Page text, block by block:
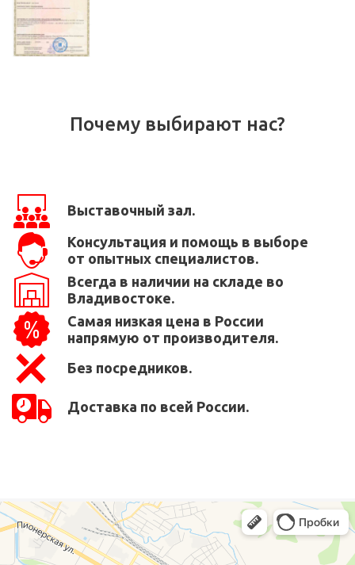
Почему выбирают нас?
Выставочный зал.
Консультация и помощь в выборе
от опытных специалистов.
Всегда в наличии на складе во
Владивостоке.
Самая низкая цена в России
напрямую от производителя.
Без посредников.
Доставка по всей России.